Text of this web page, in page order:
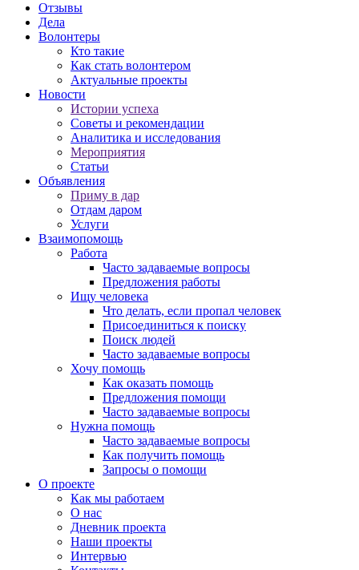
Отзывы
Дела
Волонтеры
Кто такие
Как стать волонтером
Актуальные проекты
Новости
Истории успеха
Советы и рекомендации
Аналитика и исследования
Мероприятия
Статьи
Объявления
Приму в дар
Отдам даром
Услуги
Взаимопомощь
Работа
Часто задаваемые вопросы
Предложения работы
Ищу человека
Что делать, если пропал человек
Присоединиться к поиску
Поиск людей
Часто задаваемые вопросы
Хочу помощь
Как оказать помощь
Предложения помощи
Часто задаваемые вопросы
Нужна помощь
Часто задаваемые вопросы
Как получить помощь
Запросы о помощи
О проекте
Как мы работаем
О нас
Дневник проекта
Наши проекты
Интервью